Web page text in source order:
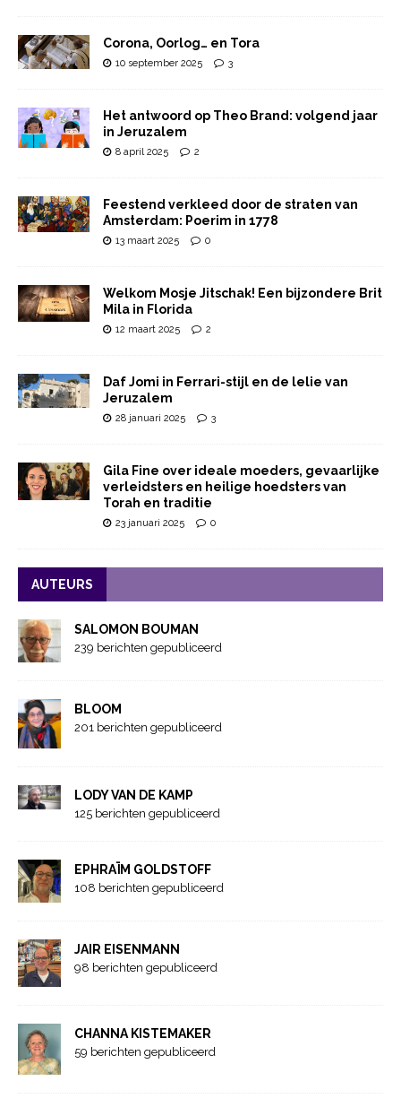
Corona, Oorlog… en Tora
10 september 2025 3
Het antwoord op Theo Brand: volgend jaar
in Jeruzalem
8 april 2025 2
Feestend verkleed door de straten van
Amsterdam: Poerim in 1778
13 maart 2025 0
Welkom Mosje Jitschak! Een bijzondere Brit
Mila in Florida
12 maart 2025 2
Daf Jomi in Ferrari-stijl en de lelie van
Jeruzalem
28 januari 2025 3
Gila Fine over ideale moeders, gevaarlijke
verleidsters en heilige hoedsters van
Torah en traditie
23 januari 2025 0
AUTEURS
SALOMON BOUMAN
239 berichten gepubliceerd
BLOOM
201 berichten gepubliceerd
LODY VAN DE KAMP
125 berichten gepubliceerd
EPHRAÏM GOLDSTOFF
108 berichten gepubliceerd
JAIR EISENMANN
98 berichten gepubliceerd
CHANNA KISTEMAKER
59 berichten gepubliceerd